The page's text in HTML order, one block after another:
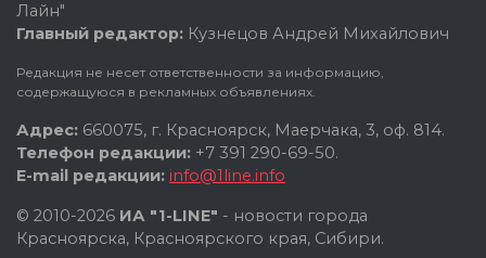
Лайн"
Главный редактор: Кузнецов Андрей Михайлович
Редакция не несет ответственности за информацию,
содержащуюся в рекламных объявлениях.
Адрес: 660075, г. Красноярск, Маерчака, 3, оф. 814.
Телефон редакции: +7 391 290-69-50.
E-mail редакции: info@1line.info
© 2010-2026 ИА "1-LINE" - новости города
Красноярска, Красноярского края, Сибири.